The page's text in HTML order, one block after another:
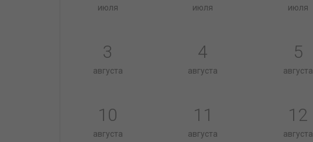
июля июля июля
3
августа
4
августа
5
августа
10
августа
11
августа
12
августа